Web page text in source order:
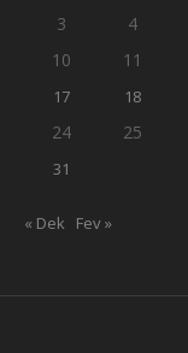
3
4
10
11
17 18
24
25
31
« Dek Fev »